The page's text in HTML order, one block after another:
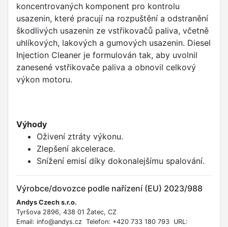
koncentrovaných komponent pro kontrolu
usazenin, které pracují na rozpuštění a odstranění
škodlivých usazenin ze vstřikovačů paliva, včetně
uhlíkových, lakových a gumových usazenin. Diesel
Injection Cleaner je formulován tak, aby uvolnil
zanesené vstřikovače paliva a obnovil celkový
výkon motoru.
Výhody
Oživení ztráty výkonu.
Zlepšení akcelerace.
Snížení emisí díky dokonalejšímu spalování.
Výrobce/dovozce podle nařízení (EU) 2023/988
Andys Czech s.r.o.
Tyršova 2896, 438 01 Žatec, CZ
Email: info@andys.cz Telefon: +420 733 180 793 URL: